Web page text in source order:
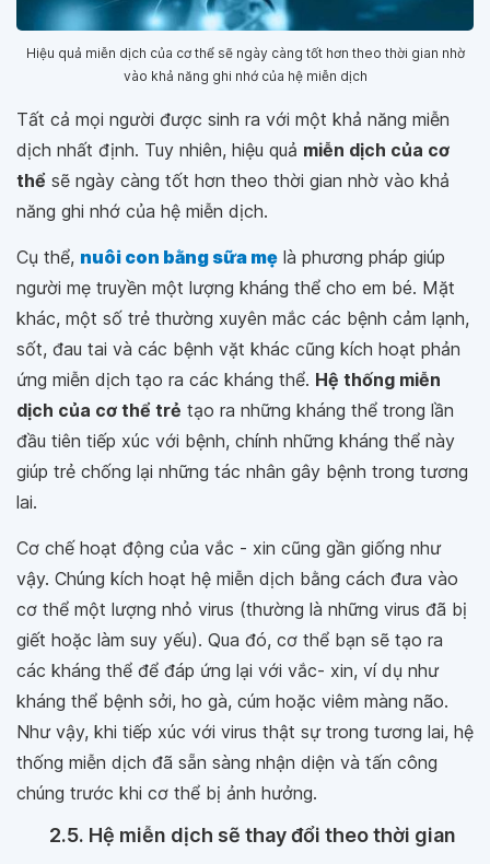
Hiệu quả miễn dịch của cơ thể sẽ ngày càng tốt hơn theo thời gian nhờ
vào khả năng ghi nhớ của hệ miễn dịch
Tất cả mọi người được sinh ra với một khả năng miễn
dịch nhất định. Tuy nhiên, hiệu quả miễn dịch của cơ
thể sẽ ngày càng tốt hơn theo thời gian nhờ vào khả
năng ghi nhớ của hệ miễn dịch.
Cụ thể, nuôi con bằng sữa mẹ là phương pháp giúp
người mẹ truyền một lượng kháng thể cho em bé. Mặt
khác, một số trẻ thường xuyên mắc các bệnh cảm lạnh,
sốt, đau tai và các bệnh vặt khác cũng kích hoạt phản
ứng miễn dịch tạo ra các kháng thể. Hệ thống miễn
dịch của cơ thể trẻ tạo ra những kháng thể trong lần
đầu tiên tiếp xúc với bệnh, chính những kháng thể này
giúp trẻ chống lại những tác nhân gây bệnh trong tương
lai.
Cơ chế hoạt động của vắc - xin cũng gần giống như
vậy. Chúng kích hoạt hệ miễn dịch bằng cách đưa vào
cơ thể một lượng nhỏ virus (thường là những virus đã bị
giết hoặc làm suy yếu). Qua đó, cơ thể bạn sẽ tạo ra
các kháng thể để đáp ứng lại với vắc- xin, ví dụ như
kháng thể bệnh sởi, ho gà, cúm hoặc viêm màng não.
Như vậy, khi tiếp xúc với virus thật sự trong tương lai, hệ
thống miễn dịch đã sẵn sàng nhận diện và tấn công
chúng trước khi cơ thể bị ảnh hưởng.
2.5. Hệ miễn dịch sẽ thay đổi theo thời gian